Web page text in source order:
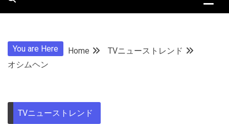
You are Here Home
TVニューストレンド
オシムヘン
TVニューストレンド